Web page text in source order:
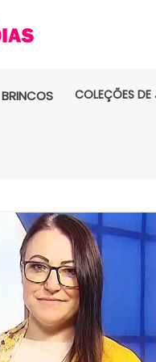
BRINCOS COLEÇÕES DE